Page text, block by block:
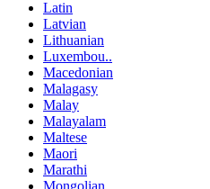
Latin
Latvian
Lithuanian
Luxembou..
Macedonian
Malagasy
Malay
Malayalam
Maltese
Maori
Marathi
Mongolian